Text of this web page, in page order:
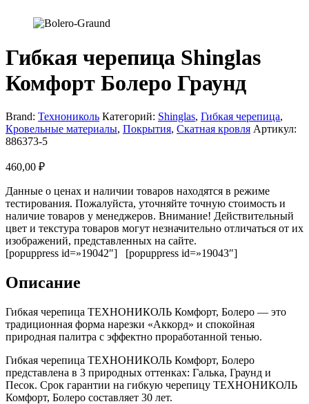
Гибкая черепица Shinglas
Комфорт Болеро Граунд
Brand: Технониколь Категорий: Shinglas, Гибкая черепица,
Кровельные материалы, Покрытия, Скатная кровля Артикул:
886373-5
460,00 ₽
Данные о ценах и наличии товаров находятся в режиме
тестирования. Пожалуйста, уточняйте точную стоимость и
наличие товаров у менеджеров. Внимание! Действительный
цвет и текстура товаров могут незначительно отличаться от их
изображений, представленных на сайте.
[popuppress id=»19042″] [popuppress id=»19043″]
Описание
Гибкая черепица ТЕХНОНИКОЛЬ Комфорт, Болеро — это
традиционная форма нарезки «Аккорд» и спокойная
природная палитра с эффектно проработанной тенью.
Гибкая черепица ТЕХНОНИКОЛЬ Комфорт, Болеро
представлена в 3 природных оттенках: Галька, Граунд и
Песок. Срок гарантии на гибкую черепицу ТЕХНОНИКОЛЬ
Комфорт, Болеро составляет 30 лет.